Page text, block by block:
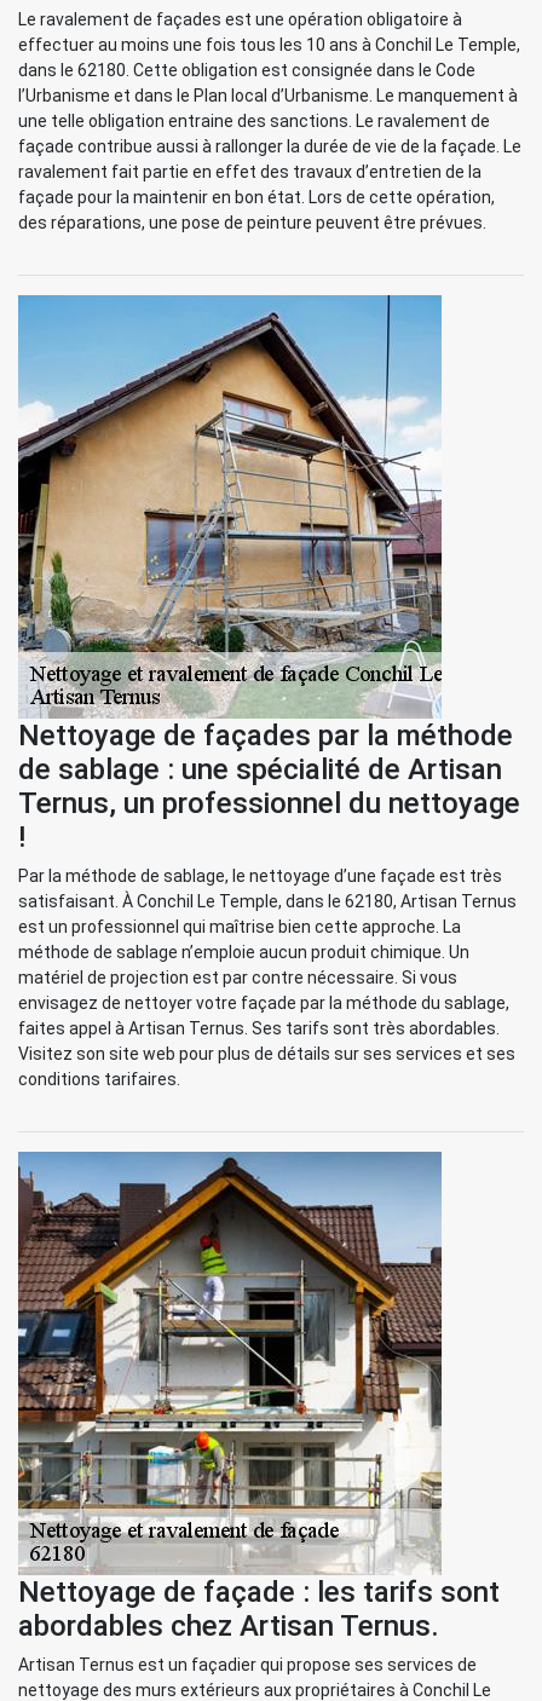
Le ravalement de façades est une opération obligatoire à
effectuer au moins une fois tous les 10 ans à Conchil Le Temple,
dans le 62180. Cette obligation est consignée dans le Code
l’Urbanisme et dans le Plan local d’Urbanisme. Le manquement à
une telle obligation entraine des sanctions. Le ravalement de
façade contribue aussi à rallonger la durée de vie de la façade. Le
ravalement fait partie en effet des travaux d’entretien de la
façade pour la maintenir en bon état. Lors de cette opération,
des réparations, une pose de peinture peuvent être prévues.
Nettoyage de façades par la méthode
de sablage : une spécialité de Artisan
Ternus, un professionnel du nettoyage
!
Par la méthode de sablage, le nettoyage d’une façade est très
satisfaisant. À Conchil Le Temple, dans le 62180, Artisan Ternus
est un professionnel qui maîtrise bien cette approche. La
méthode de sablage n’emploie aucun produit chimique. Un
matériel de projection est par contre nécessaire. Si vous
envisagez de nettoyer votre façade par la méthode du sablage,
faites appel à Artisan Ternus. Ses tarifs sont très abordables.
Visitez son site web pour plus de détails sur ses services et ses
conditions tarifaires.
Nettoyage de façade : les tarifs sont
abordables chez Artisan Ternus.
Artisan Ternus est un façadier qui propose ses services de
nettoyage des murs extérieurs aux propriétaires à Conchil Le